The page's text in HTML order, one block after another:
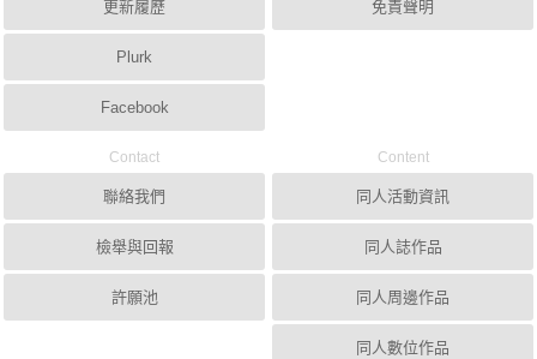
更新履歷
Plurk
Facebook
免責聲明
Contact
聯絡我們
檢舉與回報
許願池
Content
同人活動資訊
同人誌作品
同人周邊作品
同人數位作品